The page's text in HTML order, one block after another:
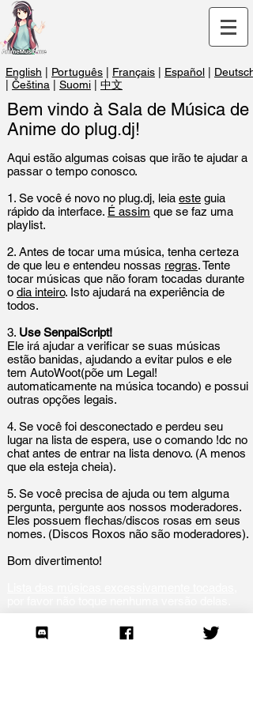
Bem vindo à Sala de Música de
Anime do plug.dj!
Aqui estão algumas coisas que irão te ajudar a
passar o tempo conosco.
1. Se você é novo no plug.dj, leia este guia
rápido da interface. É assim que se faz uma
playlist.
2. Antes de tocar uma música, tenha certeza
de que leu e entendeu nossas regras. Tente
tocar músicas que não foram tocadas durante
o dia inteiro. Isto ajudará na experiência de
todos.
3. UseSenpaiScript!
Ele irá ajudar a verificar se suas músicas
estão banidas, ajudando a evitar pulos e ele
tem AutoWoot(põe um Legal!
automaticamente na música tocando) e possui
outras opções legais.
4. Se você foi desconectado e perdeu seu
lugar na lista de espera, use o comando !dc no
chat antes de entrar na lista denovo. (A menos
que ela esteja cheia).
5. Se você precisa de ajuda ou tem alguma
pergunta, pergunte aos nossos moderadores.
Eles possuem flechas/discos rosas em seus
nomes. (Discos Roxos não são moderadores).
Bom divertimento!
English Português Français Español
Deutsch
Čeština Suomi 中文